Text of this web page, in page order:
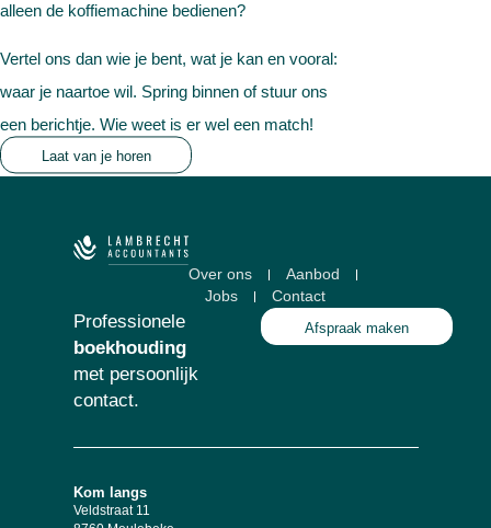
alleen de koffiemachine bedienen?
Vertel ons dan wie je bent, wat je kan en vooral:
waar je naartoe wil. Spring binnen of stuur ons
een berichtje. Wie weet is er wel een match!
Laat van je horen
Over ons
Aanbod
Jobs
Contact
Professionele
boekhouding
met persoonlijk
contact.
Afspraak maken
Kom langs
Veldstraat 11